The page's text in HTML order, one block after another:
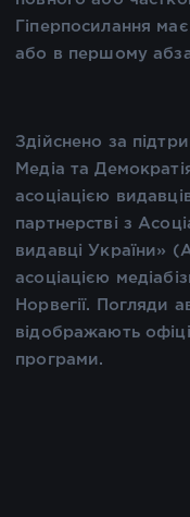
Гіперпосилання
або в першому
Здійснено за
Медіа та
асоціацією
партнерстві з
видавці України»
асоціацією
Норвегії. Погляди
відображають
програми.